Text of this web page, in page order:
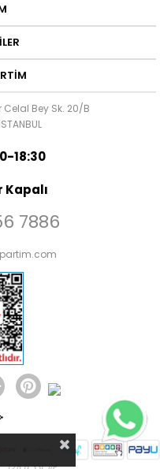
Bey Sk. 20/B
18:30
Kapalı
7886